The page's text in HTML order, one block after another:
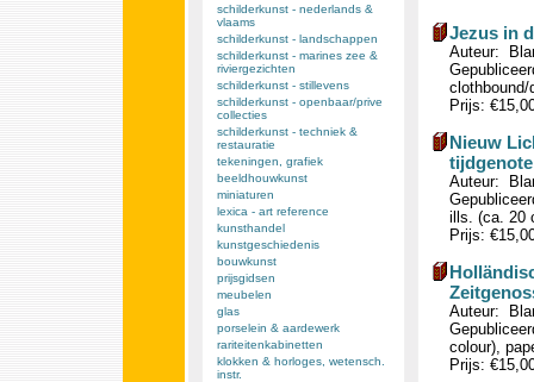
schilderkunst - nederlands &
vlaams
schilderkunst - landschappen
schilderkunst - marines zee &
riviergezichten
schilderkunst - stillevens
schilderkunst - openbaar/prive
collecties
schilderkunst - techniek &
restauratie
tekeningen, grafiek
beeldhouwkunst
miniaturen
lexica - art reference
kunsthandel
kunstgeschiedenis
bouwkunst
prijsgidsen
meubelen
glas
porselein & aardewerk
rariteitenkabinetten
klokken & horloges, wetensch.
instr.
Jezus in
Auteur:
clothbound/
Prijs:
Nieuw
Auteur:
ills. (ca. 20
Prijs:
Auteur:
colour),
Prijs: